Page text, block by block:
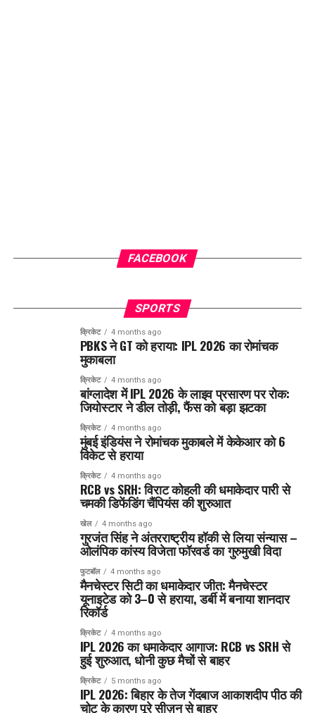
FACEBOOK
SPORTS
क्रिकेट 4 months ago
PBKS ने GT को हराया: IPL 2026 का रोमांचक
मुकाबला
क्रिकेट 4 months ago
बांग्लादेश में IPL 2026 के लाइव प्रसारण पर रोक:
जियोस्टार ने डील तोड़ी, फैंस को बड़ा झटका
क्रिकेट 4 months ago
मुंबई इंडियंस ने रोमांचक मुकाबले में केकेआर को 6
विकेट से हराया
क्रिकेट 4 months ago
RCB vs SRH: विराट कोहली की धमाकेदार पारी से
चमकी डिफेंडिंग चैंपियंस की शुरुआत
खेल 4 months ago
गुरजंत सिंह ने अंतरराष्ट्रीय हॉकी से लिया संन्यास –
ओलंपिक कांस्य विजेता फॉरवर्ड का गुरुमुखी विदा
फुटबॉल 4 months ago
मैनचेस्टर सिटी का धमाकेदार जीत: मैनचेस्टर
यूनाइटेड को 3–0 से हराया, डर्बी में बनाया शानदार
रिकॉर्ड
क्रिकेट 4 months ago
IPL 2026 का धमाकेदार आगाज: RCB vs SRH से
हुई शुरुआत, धोनी कुछ मैचों से बाहर
क्रिकेट 5 months ago
IPL 2026: बिहार के तेज गेंदबाज आकाशदीप पीठ की
चोट के कारण पूरे सीज़न से बाहर